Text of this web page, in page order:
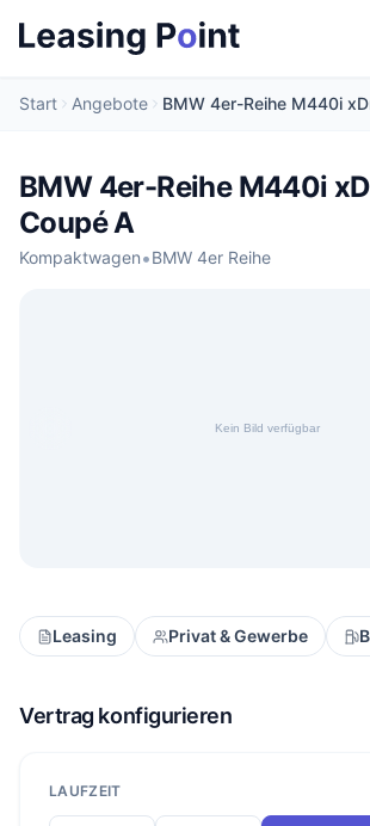
Start Angebote BMW 4er-Reihe M440i
BMW 4er-Reihe M440i
Coupé A
Kompaktwagen•BMW 4er Reihe
Leasing Privat & Gewerbe
Vertrag konfigurieren
LAUFZEIT